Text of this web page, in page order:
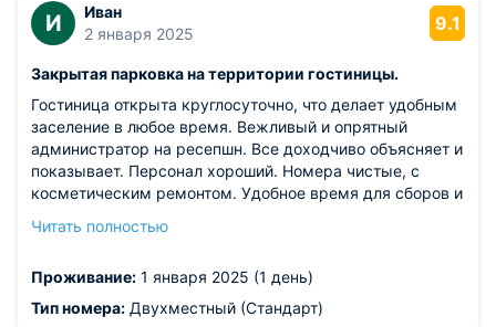
И
Иван
2 января 2025
9.1
Закрытая парковка на территории гостиницы.
Гостиница открыта круглосуточно, что делает удобным
заселение в любое время. Вежливый и опрятный
администратор на ресепшн. Все доходчиво объясняет и
показывает. Персонал хороший. Номера чистые, с
косметическим ремонтом. Удобное время для сборов и
Очень хорошая гостиница !Рекомендую.
Читать полностью
Проживание: 1 января 2025 (1 день)
Тип номера: Двухместный (Стандарт)